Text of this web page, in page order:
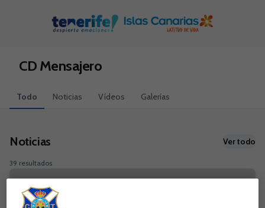
CD Mensajero
Todo Noticias Vídeos Galerías
Noticias Ver todo
39 resultados